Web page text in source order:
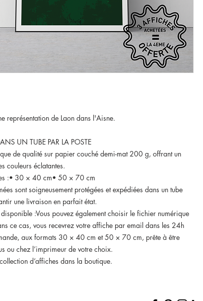
représentation de Laon dans l'Aisne.
UN TUBE PAR LA POSTE
de qualité sur papier couché demi-mat 200 g, offrant un
couleurs éclatantes.
:• 30 × 40 cm• 50 × 70 cm
sont soigneusement protégées et expédiées dans un tube
une livraison en parfait état.
:Vous pouvez également choisir le fichier numérique
ce cas, vous recevrez votre affiche par email dans les 24h
aux formats 30 × 40 cm et 50 × 70 cm, prête à être
ou chez l’imprimeur de votre choix.
d’affiches dans la boutique.